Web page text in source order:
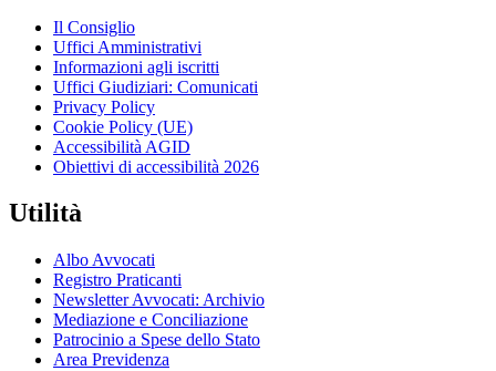
Il Consiglio
Uffici Amministrativi
Informazioni agli iscritti
Uffici Giudiziari: Comunicati
Privacy Policy
Cookie Policy (UE)
Accessibilità AGID
Obiettivi di accessibilità 2026
Utilità
Albo Avvocati
Registro Praticanti
Newsletter Avvocati: Archivio
Mediazione e Conciliazione
Patrocinio a Spese dello Stato
Area Previdenza